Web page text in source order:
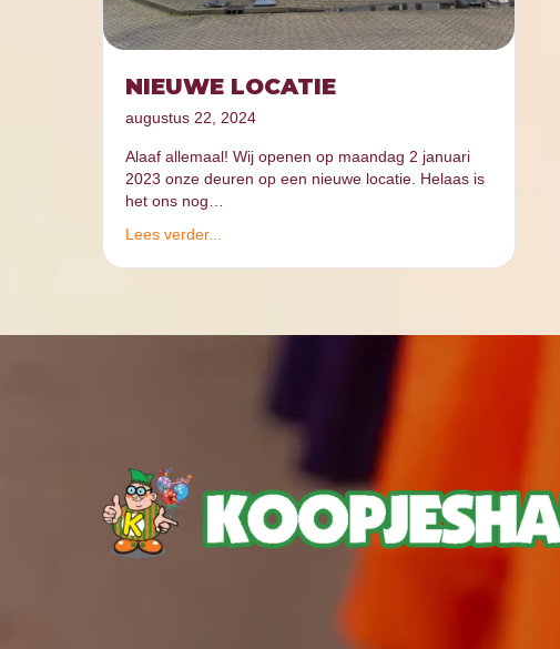
NIEUWE LOCATIE
augustus 22, 2024
Alaaf allemaal! Wij openen op maandag 2 januari
2023 onze deuren op een nieuwe locatie. Helaas is
het ons nog…
Lees verder...